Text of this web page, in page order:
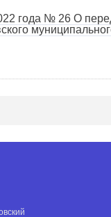
года № 26 О